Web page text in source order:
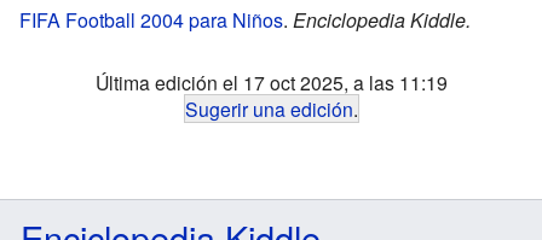
FIFA Football 2004 para Niños. Enciclopedia Kiddle.
Última edición el 17 oct 2025, a las 11:19
Sugerir una edición.